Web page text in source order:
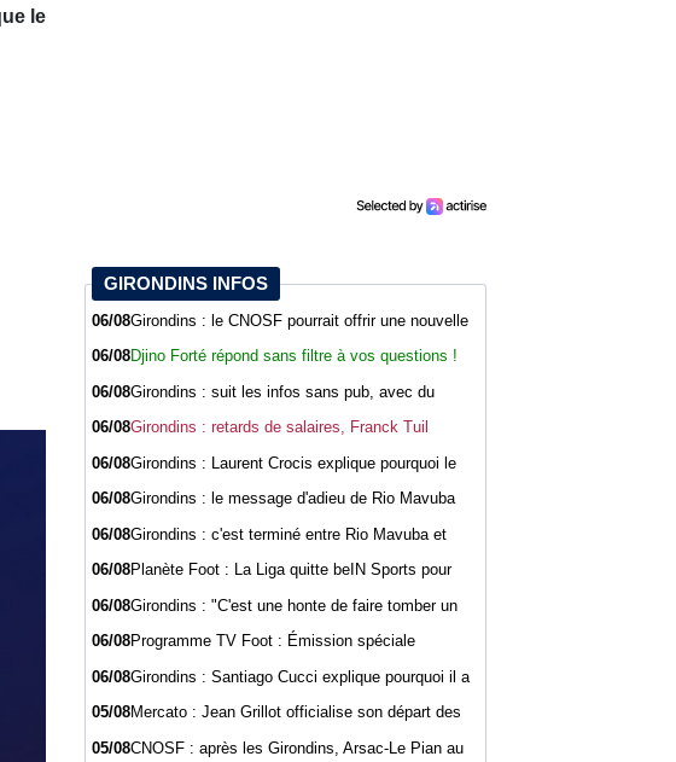
le
GIRONDINS INFOS
06/08Girondins : le CNOSF pourrait offrir une nouvelle
06/08Djino Forté répond sans filtre à vos questions !
06/08Girondins : suit les infos sans pub, avec du
06/08Girondins : retards de salaires, Franck Tuil
06/08Girondins : Laurent Crocis explique pourquoi le
06/08Girondins : le message d'adieu de Rio Mavuba
06/08Girondins : c'est terminé entre Rio Mavuba et
06/08Planète Foot : La Liga quitte beIN Sports pour
06/08Girondins : "C'est une honte de faire tomber un
club comme Bordeaux", Jean-Marc Ferreri
dénonce la gestion du club
06/08Programme TV Foot : Émission spéciale
06/08Girondins : Santiago Cucci explique pourquoi il a
05/08Mercato : Jean Grillot officialise son départ des
05/08CNOSF : après les Girondins, Arsac-Le Pian au